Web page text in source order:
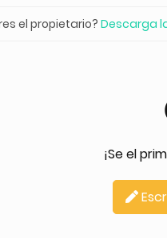
el propietario? Descarga
¡Se el